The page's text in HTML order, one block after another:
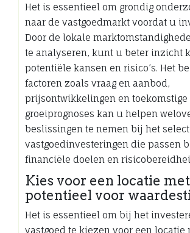
Het is essentieel om grondig
naar de vastgoedmarkt voordat u
Door de lokale
te analyseren, kunt u beter inzicht
potentiële kansen en risico’s. Het
factoren zoals vraag en aanbod,
prijsontwikkelingen en toekomstige
groeiprognoses kan u helpen
beslissingen te nemen bij het
vastgoedinvesteringen die passen
financiële doelen en
Kies voor een locatie met
potentieel voor
Het is essentieel om bij het
vastgoed te kiezen voor een locatie